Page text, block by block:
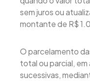
sem juros ou
montante de R$
O parcelamento
total ou parcial, em
sucessivas,